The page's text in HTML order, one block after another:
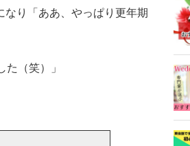
り「ああ、やっぱり更年期
（笑）」